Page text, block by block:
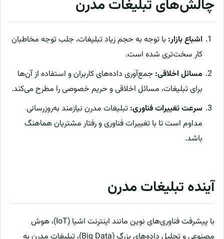
چالش‌های تبلیغات مدرن
اشباع بازار: با توجه به حجم زیاد تبلیغات، جلب توجه مخاطبان
کار سخت‌تری شده است.
مسائل اخلاقی: جمع‌آوری داده‌های کاربران و استفاده از آن‌ها
برای تبلیغات، مسائل اخلاقی و حریم خصوصی را مطرح می‌کند.
سرعت تغییرات فناوری: تبلیغات مدرن نیازمند به‌روزرسانی
مداوم است تا با تغییرات فناوری و رفتار مشتریان هماهنگ
باشد.
آینده تبلیغات مدرن
با پیشرفت فناوری‌های نوین مانند اینترنت اشیا (IoT)، هوش